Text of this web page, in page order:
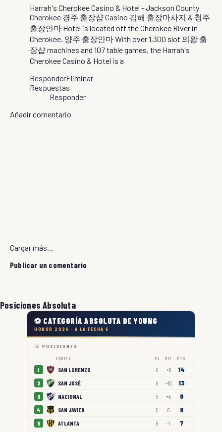
Harrah's Cherokee Casino & Hotel - Jackson County
Cherokee 경주 출장샵Casino 김해 출장마사지 & 청주
출장안마 Hotel is located off the Cherokee River in
Cherokee. 양주 출장안마With over 1,300 slot 의왕 출
장샵machines and 107 table games, the Harrah's
Cherokee Casino & Hotel is a
ResponderEliminar
Respuestas
Responder
Añadir comentario
Cargar más...
Publicar un comentario
Posiciones Absoluta
⚽ CATEGORÍA ABSOLUTA DE YOUNG
HONOR 2026 · A LA FECHA 6
📊 POSICIONES
EQUIPO PJ DIF PTS
1 SAN LORENZO 6 +6 14
2 SAN JOSÉ 6 +10 13
3 NACIONAL 5 +4 9
4 SAN JAVIER 5 0 8
5 ATLANTA 6 -1 7